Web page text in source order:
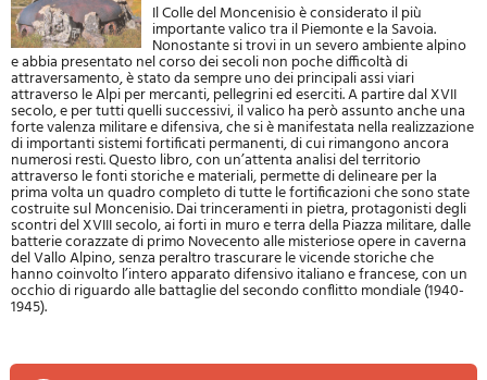
Il Colle del Moncenisio è considerato il più
importante valico tra il Piemonte e la Savoia.
Nonostante si trovi in un severo ambiente alpino
e abbia presentato nel corso dei secoli non poche difficoltà di
attraversamento, è stato da sempre uno dei principali assi viari
attraverso le Alpi per mercanti, pellegrini ed eserciti. A partire dal XVII
secolo, e per tutti quelli successivi, il valico ha però assunto anche una
forte valenza militare e difensiva, che si è manifestata nella realizzazione
di importanti sistemi fortificati permanenti, di cui rimangono ancora
numerosi resti. Questo libro, con un’attenta analisi del territorio
attraverso le fonti storiche e materiali, permette di delineare per la
prima volta un quadro completo di tutte le fortificazioni che sono state
costruite sul Moncenisio. Dai trinceramenti in pietra, protagonisti degli
scontri del XVIII secolo, ai forti in muro e terra della Piazza militare, dalle
batterie corazzate di primo Novecento alle misteriose opere in caverna
del Vallo Alpino, senza peraltro trascurare le vicende storiche che
hanno coinvolto l’intero apparato difensivo italiano e francese, con un
occhio di riguardo alle battaglie del secondo conflitto mondiale (1940-
1945).